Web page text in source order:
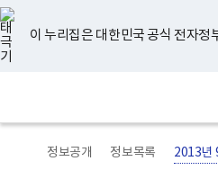
너
비
767px
이
하
이 누리집은 대한민국 공식 전자정
지메
홈
정보공개 정보목록 2013년
유
튜
브
페
이
스
북
인
스
타
그
램
블
로
그